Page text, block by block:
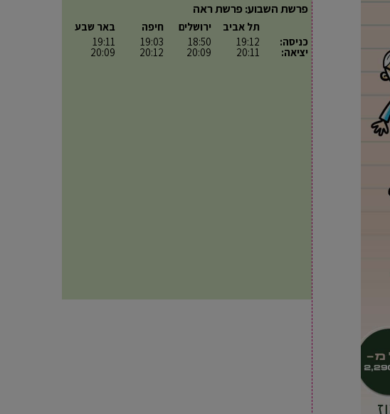
פרשת השבוע: פרשת ראה
כניסה:
יציאה:
תל אביב
19:12
20:11
ירושלים
18:50
20:09
חיפה
19:03
20:12
באר שבע
19:11
20:09